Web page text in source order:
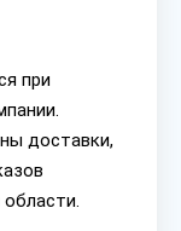
при
доставки,